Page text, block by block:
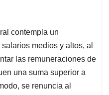
contempla un
medios y altos, al
las remuneraciones de
una suma superior a
se renuncia al